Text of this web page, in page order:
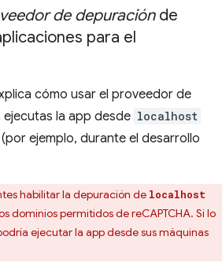
de depuraciónde
para el
cómo usar el proveedor de
la app desde localhost
ejemplo, durante el desarrollo
habilitar la depuración de localhost
dominios permitidos de reCAPTCHA. Si lo
ejecutar la app desde sus máquinas